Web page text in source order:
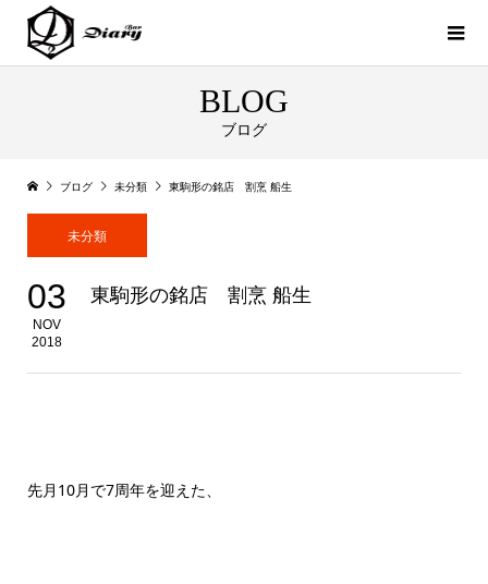
BLOG
ブログ
ブログ 未分類 東駒形の銘店 割烹 船生
未分類
03
NOV
2018
東駒形の銘店 割烹 船生
先月10月で7周年を迎えた、